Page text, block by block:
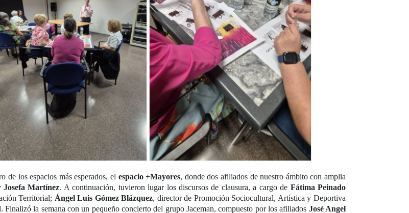
de los espacios más esperados, el espacio +Mayores, donde dos afiliados de nuestro ámbito con amplia
Josefa Martínez. A continuación, tuvieron lugar los discursos de clausura, a cargo de Fátima Peinado
Territorial; Ángel Luis Gómez Blázquez, director de Promoción Sociocultural, Artística y Deportiva
la semana con un pequeño concierto del grupo Jaceman, compuesto por los afiliados José Angel